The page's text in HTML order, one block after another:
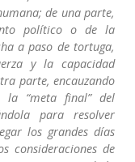
de una parte,
político o de la
a paso de tortuga,
y la capacidad
parte, encauzando
“meta final” del
para resolver
los grandes días
consideraciones de